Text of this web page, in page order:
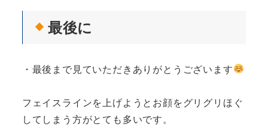
最後に
・最後まで見ていただきありがとうございます
フェイスラインを上げようとお顔をグリグリほぐ
してしまう方がとても多いです。